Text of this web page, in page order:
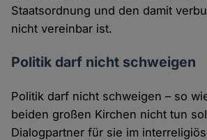
Staatsordnung und den damit
nicht vereinbar ist.
Politik darf nicht schweigen
Politik darf nicht schweigen – so
beiden großen Kirchen nicht tun
Dialogpartner für sie im